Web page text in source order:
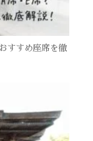
すすめ座席を徹